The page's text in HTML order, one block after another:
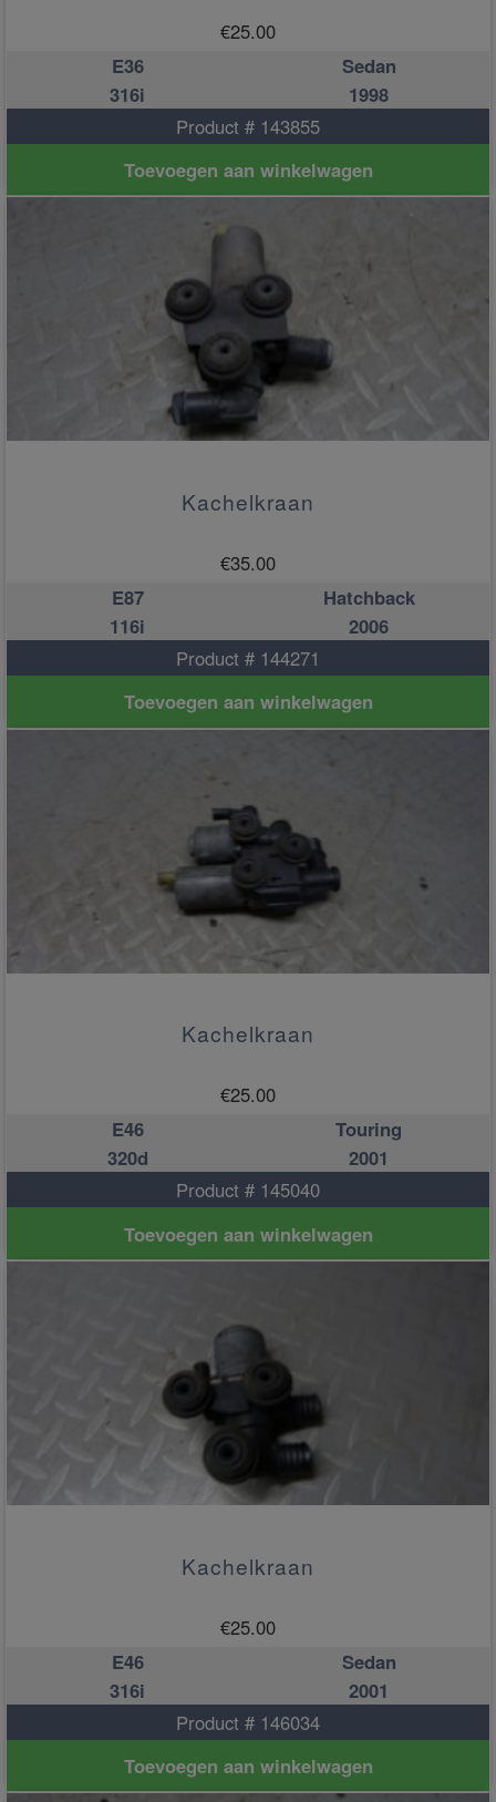
€25.00
E36
Sedan
316i
1998
Product # 143855
Toevoegen aan winkelwagen
Kachelkraan
€35.00
E87
Hatchback
116i
2006
Product # 144271
Toevoegen aan winkelwagen
Kachelkraan
€25.00
E46
Touring
320d
2001
Product # 145040
Toevoegen aan winkelwagen
Kachelkraan
€25.00
E46
Sedan
316i
2001
Product # 146034
Toevoegen aan winkelwagen